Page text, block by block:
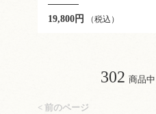
19,800円 （税込）
< 前のページ
302 商品中